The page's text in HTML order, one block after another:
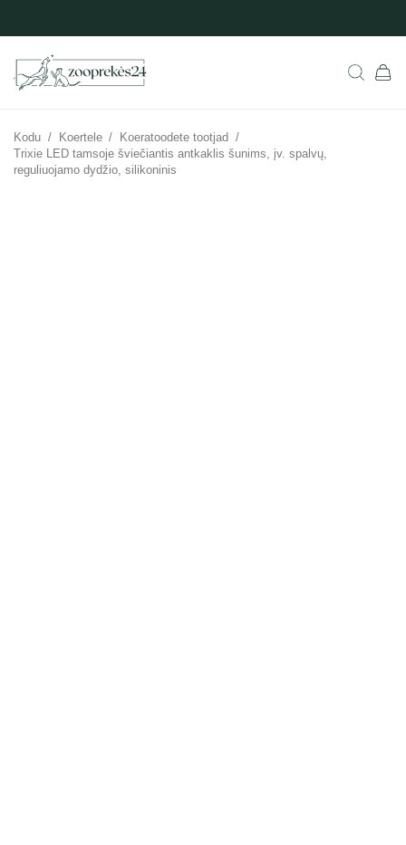
Kodu / Koertele / Koeratoodete tootjad /
Trixie LED tamsoje šviečiantis antkaklis šunims, įv. spalvų,
reguliuojamo dydžio, silikoninis